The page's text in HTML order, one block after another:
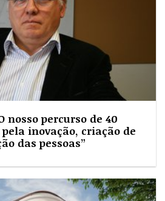
nosso percurso de 40
inovação, criação de
das pessoas”